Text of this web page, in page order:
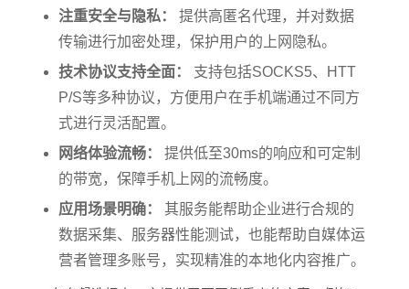
注重安全与隐私：
提供高匿名代理，并对数据
传输进行加密处理，保护用户的上网隐私。
技术协议支持全面：
支持包括SOCKS5、HTT
P/S等多种协议，方便用户在手机端通过不同方
式进行灵活配置。
网络体验流畅：
提供低至30ms的响应和可定制
的带宽，保障手机上网的流畅度。
应用场景明确：
其服务能帮助企业进行合规的
数据采集、服务器性能测试，也能帮助自媒体运
营者管理多账号，实现精准的本地化内容推广。